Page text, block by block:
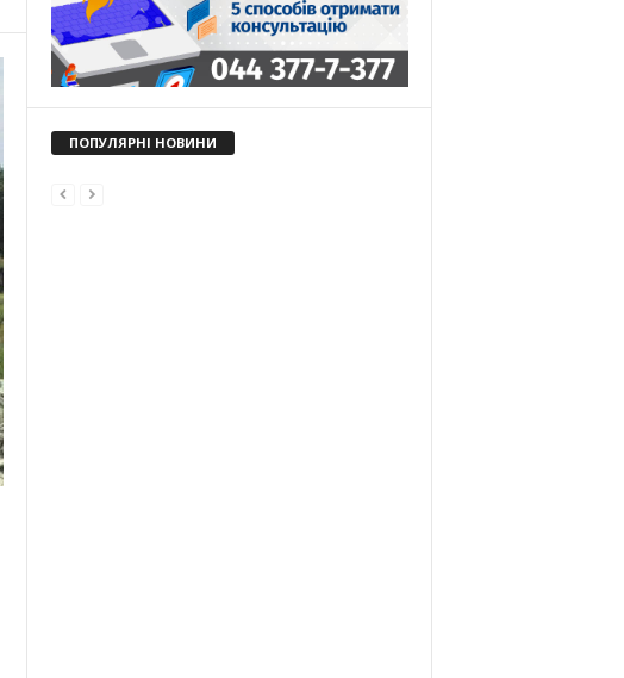
ПОПУЛЯРНІ НОВИНИ